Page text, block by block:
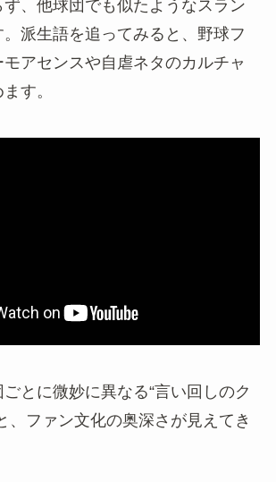
、他球団でも似たようなスラン
派生語を追ってみると、野球フ
モアセンスや自虐ネタのカルチャ
す。
とに微妙に異なる“言い回しのク
、ファン文化の奥深さが見えてき